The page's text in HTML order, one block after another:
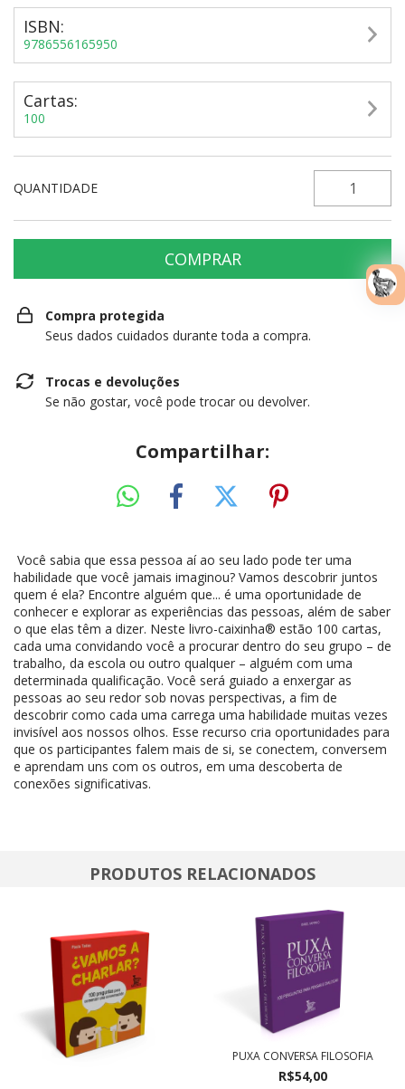
ISBN:
9786556165950
Cartas:
100
QUANTIDADE
Compra protegida
Seus dados cuidados durante toda a compra.
Trocas e devoluções
Se não gostar, você pode trocar ou devolver.
Compartilhar:
Você sabia que essa pessoa aí ao seu lado pode ter uma
habilidade que você jamais imaginou? Vamos descobrir juntos
quem é ela? Encontre alguém que... é uma oportunidade de
conhecer e explorar as experiências das pessoas, além de saber
o que elas têm a dizer. Neste livro-caixinha® estão 100 cartas,
cada uma convidando você a procurar dentro do seu grupo – de
trabalho, da escola ou outro qualquer – alguém com uma
determinada qualificação. Você será guiado a enxergar as
pessoas ao seu redor sob novas perspectivas, a fim de
descobrir como cada uma carrega uma habilidade muitas vezes
invisível aos nossos olhos. Esse recurso cria oportunidades para
que os participantes falem mais de si, se conectem, conversem
e aprendam uns com os outros, em uma descoberta de
conexões significativas.
PRODUTOS RELACIONADOS
PUXA CONVERSA FILOSOFIA
R$54,00